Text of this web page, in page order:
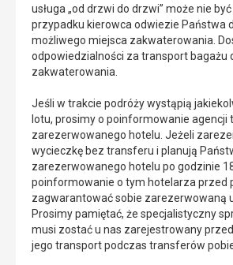
usługa „od drzwi do drzwi” może nie
przypadku kierowca odwiezie Państwa
możliwego miejsca zakwaterowania.
odpowiedzialności za transport bagażu
zakwaterowania.
Jeśli w trakcie podróży wystąpią
lotu, prosimy o poinformowanie
zarezerwowanego hotelu. Jeżeli
wycieczkę bez transferu i planują
zarezerwowanego hotelu po godzinie
poinformowanie o tym hotelarza przed
zagwarantować sobie zarezerwowaną
Prosimy pamiętać, że specjalistyczny
musi zostać u nas zarejestrowany
jego transport podczas transferów